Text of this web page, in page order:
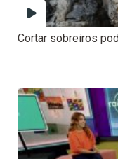
Cortar sobreiros